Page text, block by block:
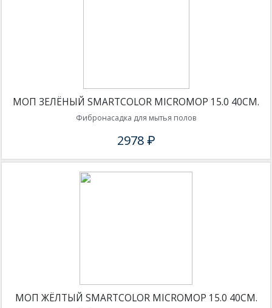
МОП ЗЕЛЁНЫЙ SMARTCOLOR MICROMOP 15.0 40СМ.
Фибронасадка для мытья полов
2978 ₽
МОП ЖЁЛТЫЙ SMARTCOLOR MICROMOP 15.0 40СМ.